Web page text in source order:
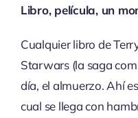
Libro, película, un
Cualquier libro de
Starwars (la saga
día, el almuerzo. Ahí
cual se llega con